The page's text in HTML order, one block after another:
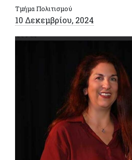
Τμήμα Πολιτισμού
10 Δεκεμβρίου, 2024